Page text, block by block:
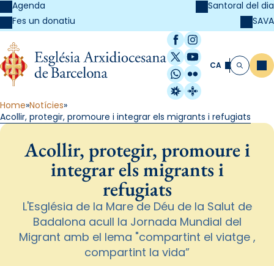
Agenda
Fes un donatiu
Santoral del dia
SAVA
Facebook
Instagram
X / Twitter
YouTube
WhatsApp
Flickr
Radio Estel
Catalunya
CA Cerca
Home Notícies
Acollir, protegir, promoure i integrar els migrants i refugiats
Acollir, protegir, promoure i
integrar els migrants i
refugiats
L'Església de la Mare de Déu de la Salut de
Badalona acull la Jornada Mundial del
Migrant amb el lema "compartint el viatge ,
compartint la vida”